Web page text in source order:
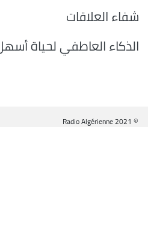
شفاء العلاقات
الذكاء العاطفي لحياة
© Radio Algérienne 2021